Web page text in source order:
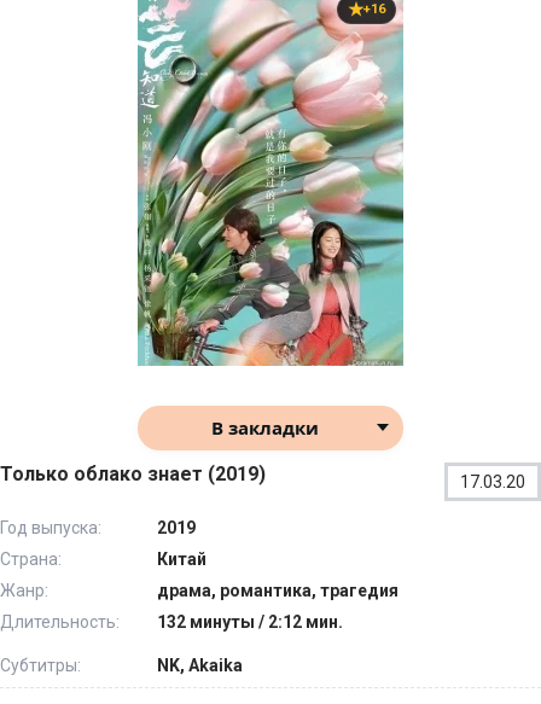
+16
В закладки
Только облако знает (2019) 17.03.20
Год выпуска:
2019
Страна:
Китай
Жанр:
драма, романтика, трагедия
Длительность:
132 минуты / 2:12 мин.
Субтитры: NK, Akaika